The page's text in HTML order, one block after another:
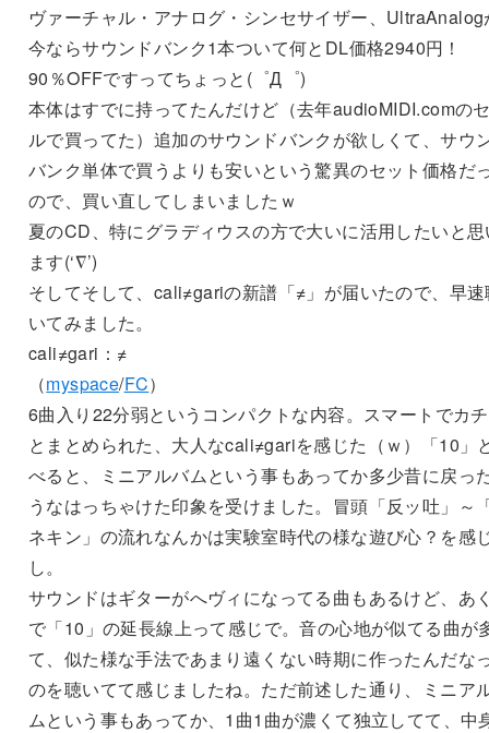
ヴァーチャル・アナログ・シンセサイザー、UltraAnalog
今ならサウンドバンク1本ついて何とDL価格2940円！
90％OFFですってちょっと(゜Д゜)
本体はすでに持ってたんだけど（去年audioMIDI.comの
ルで買ってた）追加のサウンドバンクが欲しくて、サウ
バンク単体で買うよりも安いという驚異のセット価格だ
ので、買い直してしまいましたｗ
夏のCD、特にグラディウスの方で大いに活用したいと
ます(‘∇’)
そしてそして、cali≠gariの新譜「≠」が届いたので、早
いてみました。
cali≠gari：≠
（myspace/FC）
6曲入り22分弱というコンパクトな内容。スマートでカ
とまとめられた、大人なcali≠gariを感じた（ｗ）「10」
べると、ミニアルバムという事もあってか多少昔に戻っ
うなはっちゃけた印象を受けました。冒頭「反ッ吐」～
ネキン」の流れなんかは実験室時代の様な遊び心？を感
し。
サウンドはギターがへヴィになってる曲もあるけど、あ
で「10」の延長線上って感じで。音の心地が似てる曲が
て、似た様な手法であまり遠くない時期に作ったんだな
のを聴いてて感じましたね。ただ前述した通り、ミニア
ムという事もあってか、1曲1曲が濃くて独立してて、中